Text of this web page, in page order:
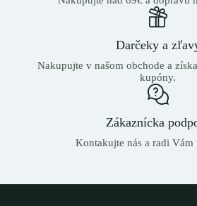
Darčeky a
Nakupujte v našom obchode a
kupóny.
Zákaznícka
Kontakujte nás a radi Vám